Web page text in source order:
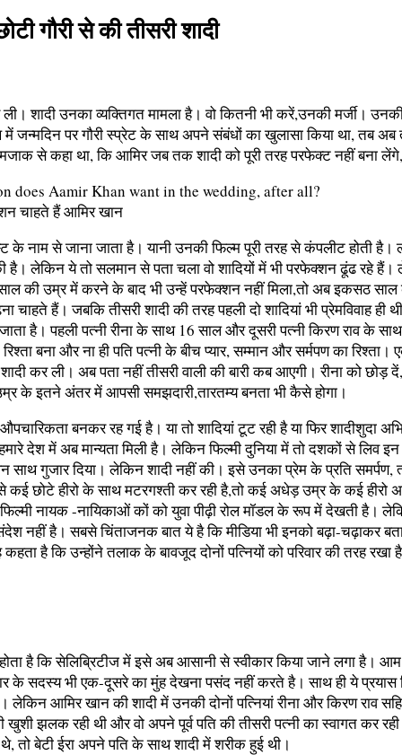
गौरी से की तीसरी शादी
शादी उनका व्यक्तिगत मामला है। वो कितनी भी करें,उनकी मर्जी। उनकी
जन्मदिन पर गौरी स्प्रेट के साथ अपने संबंधों का खुलासा किया था, तब अब
से कहा था, कि आमिर जब तक शादी को पूरी तरह परफेक्ट नहीं बना
चाहते हैं आमिर खान
के नाम से जाना जाता है। यानी उनकी फिल्म पूरी तरह से कंपलीट होती
है। लेकिन ये तो सलमान से पता चला वो शादियों में भी परफेक्शन ढूंढ रहे
की उम्र में करने के बाद भी उन्हें परफेक्शन नहीं मिला,तो अब इकसठ साल
चाहते हैं। जबकि तीसरी शादी की तरह पहली दो शादियां भी प्रेमविवाह
है। पहली पत्नी रीना के साथ 16 साल और दूसरी पत्नी किरण राव के
बना और ना ही पति पत्नी के बीच प्यार, सम्मान और सर्मपण का
कर ली। अब पता नहीं तीसरी वाली की बारी कब आएगी। रीना को छोड़
के इतने अंतर में आपसी समझदारी,तारतम्य बनता भी कैसे होगा।
बनकर रह गई है। या तो शादियां टूट रही है या फिर शादीशुदा
देश में अब मान्यता मिली है। लेकिन फिल्मी दुनिया में तो दशकों से लिव
साथ गुजार दिया। लेकिन शादी नहीं की। इसे उनका प्रेम के प्रति
कई छोटे हीरो के साथ मटरगश्ती कर रही है,तो कई अधेड़ उम्र के कई हीरो
नायक -नायिकाओं कों को युवा पीढ़ी रोल मॉडल के रूप में देखती है।
नहीं है। सबसे चिंताजनक बात ये है कि मीडिया भी इनको बढ़ा-चढ़ाकर
है कि उन्होंने तलाक के बावजूद दोनों पत्नियों को परिवार की तरह रखा
है कि सेलिब्रिटीज में इसे अब आसानी से स्वीकार किया जाने लगा है।
के सदस्य भी एक-दूसरे का मुंह देखना पसंद नहीं करते है। साथ ही ये प्रयास
आमिर खान की शादी में उनकी दोनों पत्नियां रीना और किरण राव
झलक रही थी और वो अपने पूर्व पति की तीसरी पत्नी का स्वागत कर
तो बेटी ईरा अपने पति के साथ शादी में शरीक हुई थी।